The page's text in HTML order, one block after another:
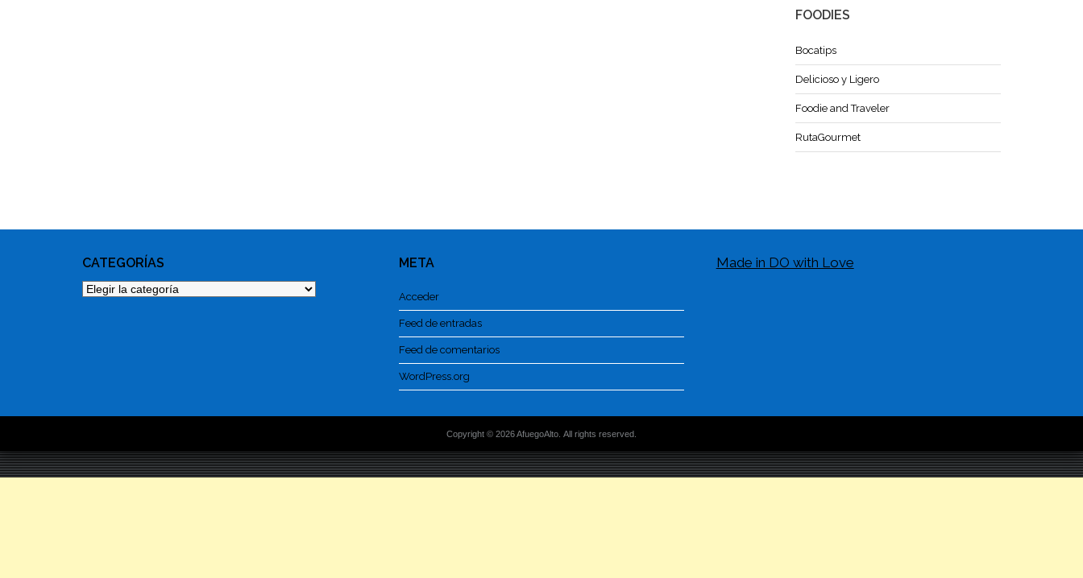
FOODIES
Bocatips
Delicioso y Ligero
Foodie and Traveler
RutaGourmet
CATEGORÍAS
Categorías
META
Acceder
Feed de entradas
Feed de comentarios
WordPress.org
Made in DO with Love
Copyright © 2026 AfuegoAlto. All rights reserved.